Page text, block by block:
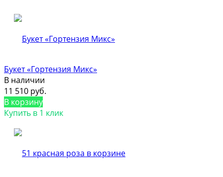
Букет «Гортензия Микс»
В наличии
11 510 руб.
В корзину
Купить в 1 клик